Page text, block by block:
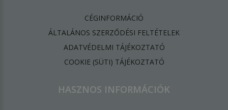
CÉGINFORMÁCIÓ
ÁLTALÁNOS SZERZŐDÉSI FELTÉTELEK
ADATVÉDELMI TÁJÉKOZTATÓ
​COOKIE (SÜTI) TÁJÉKOZTATÓ
HASZNOS INFORMÁCIÓK